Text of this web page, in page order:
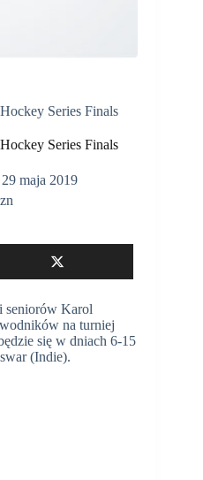
Series Finals
Series Finals
29 maja 2019
seniorów Karol
na turniej
się w dniach 6-15
(Indie).